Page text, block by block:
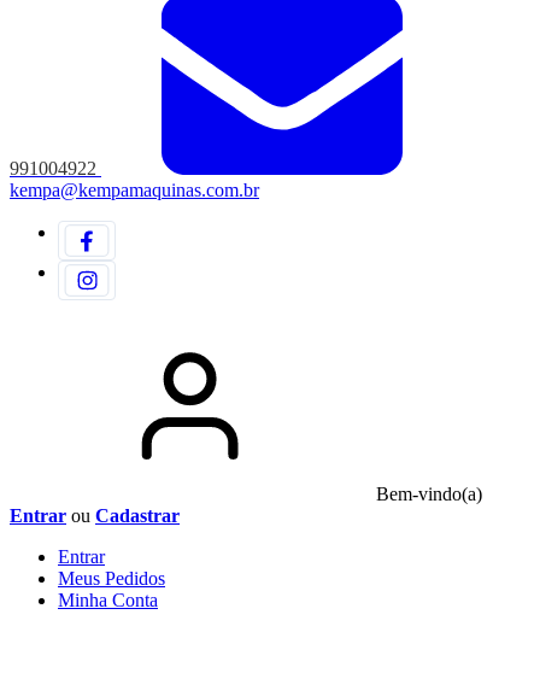
991004922
kempa@kempamaquinas.com.br
Bem-vindo(a)
Entrar ou Cadastrar
Entrar
Meus Pedidos
Minha Conta